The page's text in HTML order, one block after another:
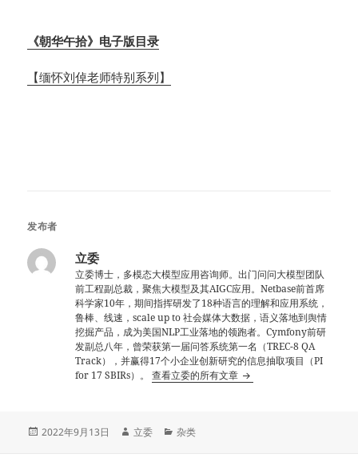
《朝华午拾》电子版目录
【缅怀刘倬老师特别系列】
发布者
立委
立委博士，多模态大模型应用咨询师。出门问问大模型团队
前工程副总裁，聚焦大模型及其AIGC应用。Netbase前首席
科学家10年，期间指挥研发了18种语言的理解和应用系统，
鲁棒、线速，scale up to 社会媒体大数据，语义落地到舆情
挖掘产品，成为美国NLP工业落地的领跑者。Cymfony前研
发副总八年，曾荣获第一届问答系统第一名（TREC-8 QA
Track），并赢得17个小企业创新研究的信息抽取项目（PI
for 17 SBIRs）。查看立委的所有文章
发
2022年9月13日
作
立委
分
杂类